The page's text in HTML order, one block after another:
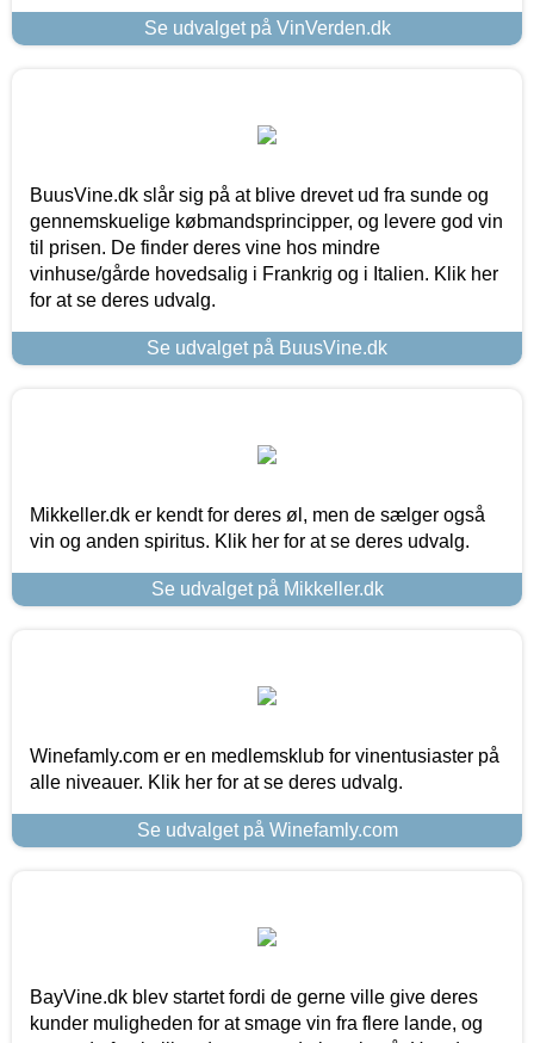
Se udvalget på VinVerden.dk
BuusVine.dk slår sig på at blive drevet ud fra sunde og
gennemskuelige købmandsprincipper, og levere god vin
til prisen. De finder deres vine hos mindre
vinhuse/gårde hovedsalig i Frankrig og i Italien. Klik her
for at se deres udvalg.
Se udvalget på BuusVine.dk
Mikkeller.dk er kendt for deres øl, men de sælger også
vin og anden spiritus. Klik her for at se deres udvalg.
Se udvalget på Mikkeller.dk
Winefamly.com er en medlemsklub for vinentusiaster på
alle niveauer. Klik her for at se deres udvalg.
Se udvalget på Winefamly.com
BayVine.dk blev startet fordi de gerne ville give deres
kunder muligheden for at smage vin fra flere lande, og